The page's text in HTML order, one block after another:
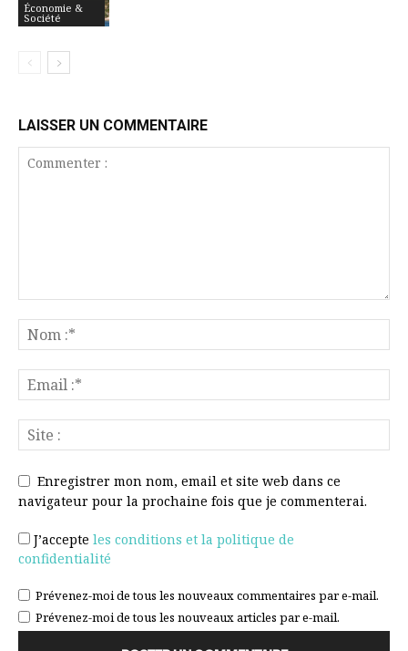
Économie &
Société
LAISSER UN COMMENTAIRE
Enregistrer mon nom, email et site web dans ce
navigateur pour la prochaine fois que je commenterai.
J’accepte les conditions et la politique de
confidentialité
Prévenez-moi de tous les nouveaux commentaires par e-mail.
Prévenez-moi de tous les nouveaux articles par e-mail.